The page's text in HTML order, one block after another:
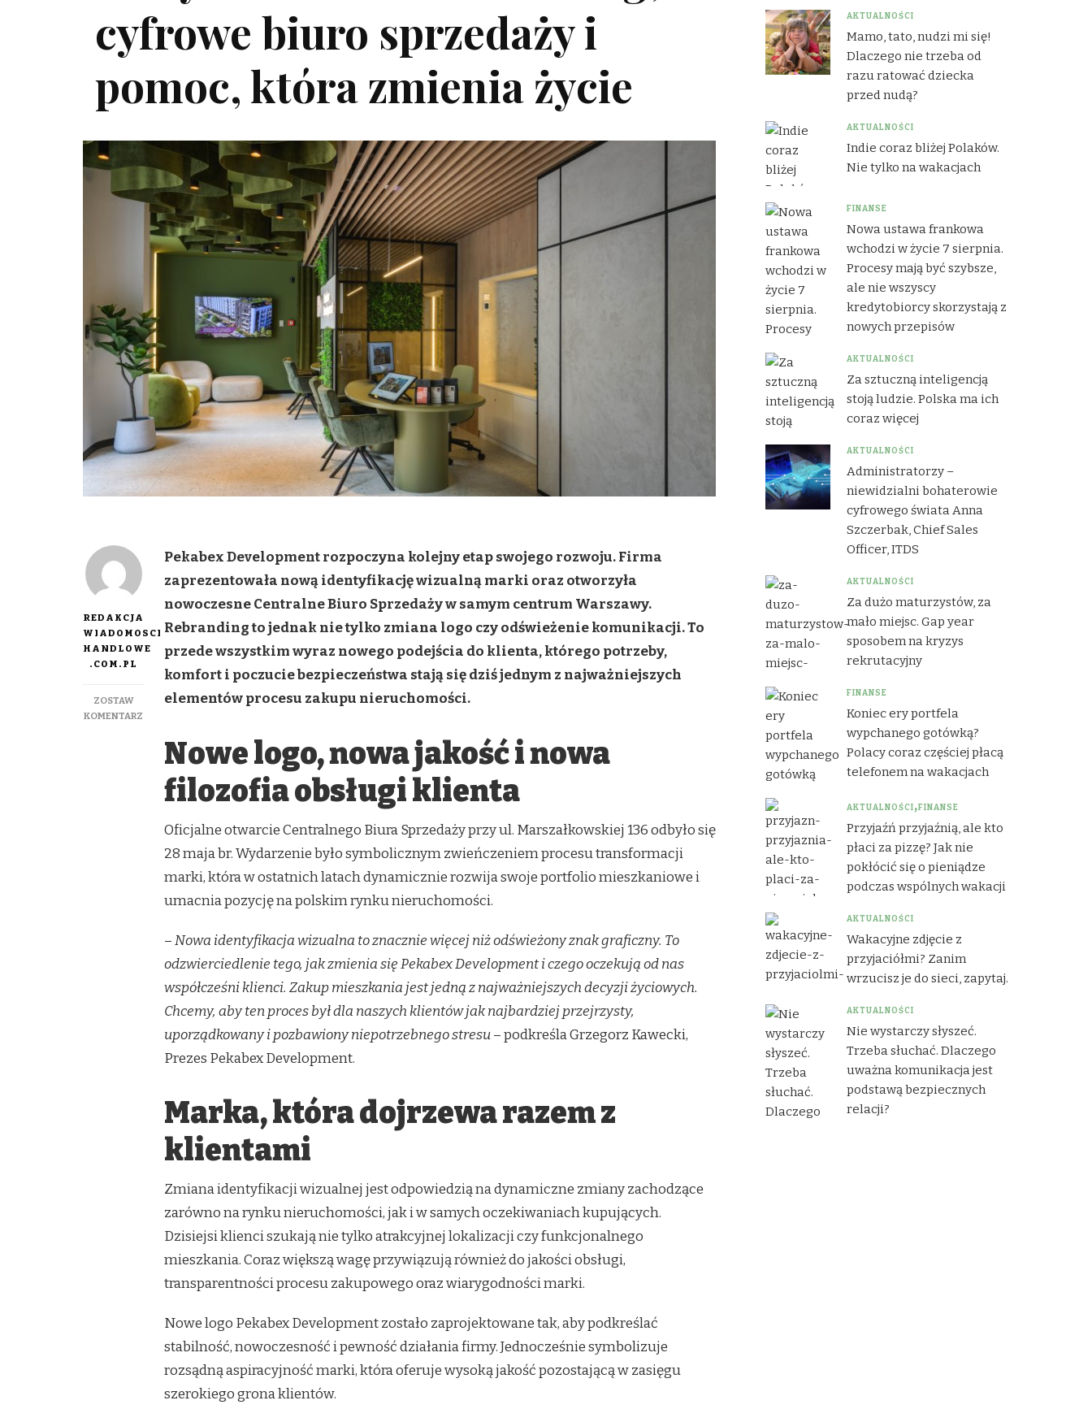
cyfrowe biuro sprzedaży i
pomoc, która zmienia życie
REDAKCJA
WIADOMOSCI
HANDLOWE
.COM.PL
ZOSTAW
KOMENTARZ
DEVELOPMENT
OTWIERA
NOWY
ROZDZIAŁ
REBRANDING,
BIURO
SPRZEDAŻY
POMOC,
Pekabex Development rozpoczyna kolejny etap swojego rozwoju. Firma
zaprezentowała nową identyfikację wizualną marki oraz otworzyła
nowoczesne Centralne Biuro Sprzedaży w samym centrum Warszawy.
Rebranding to jednak nie tylko zmiana logo czy odświeżenie komunikacji. To
przede wszystkim wyraz nowego podejścia do klienta, którego potrzeby,
komfort i poczucie bezpieczeństwa stają się dziś jednym z najważniejszych
elementów procesu zakupu nieruchomości.
Nowe logo, nowa jakość i nowa
filozofia obsługi klienta
Oficjalne otwarcie Centralnego Biura Sprzedaży przy ul. Marszałkowskiej 136 odbyło się
28 maja br. Wydarzenie było symbolicznym zwieńczeniem procesu transformacji
marki, która w ostatnich latach dynamicznie rozwija swoje portfolio mieszkaniowe i
umacnia pozycję na polskim rynku nieruchomości.
–Nowa identyfikacja wizualna to znacznie więcej niż odświeżony znak graficzny. To
odzwierciedlenie tego, jak zmienia się Pekabex Development i czego oczekują od nas
współcześni klienci. Zakup mieszkania jest jedną z najważniejszych decyzji życiowych.
Chcemy, aby ten proces był dla naszych klientów jak najbardziej przejrzysty,
uporządkowany i pozbawiony niepotrzebnego stresu– podkreśla Grzegorz Kawecki,
Prezes Pekabex Development.
Marka, która dojrzewa razem z
klientami
Zmiana identyfikacji wizualnej jest odpowiedzią na dynamiczne zmiany zachodzące
zarówno na rynku nieruchomości, jak i w samych oczekiwaniach kupujących.
Dzisiejsi klienci szukają nie tylko atrakcyjnej lokalizacji czy funkcjonalnego
mieszkania. Coraz większą wagę przywiązują również do jakości obsługi,
transparentności procesu zakupowego oraz wiarygodności marki.
Nowe logo Pekabex Development zostało zaprojektowane tak, aby podkreślać
stabilność, nowoczesność i pewność działania firmy. Jednocześnie symbolizuje
rozsądną aspiracyjność marki, która oferuje wysoką jakość pozostającą w zasięgu
szerokiego grona klientów.
AKTUALNOŚCI
Mamo, tato, nudzi mi się!
Dlaczego nie trzeba od
razu ratować dziecka
przed nudą?
AKTUALNOŚCI
Indie coraz bliżej Polaków.
Nie tylko na wakacjach
FINANSE
Nowa ustawa frankowa
wchodzi w życie 7 sierpnia.
Procesy mają być szybsze,
ale nie wszyscy
kredytobiorcy skorzystają z
nowych przepisów
AKTUALNOŚCI
Za sztuczną inteligencją
stoją ludzie. Polska ma ich
coraz więcej
AKTUALNOŚCI
Administratorzy –
niewidzialni bohaterowie
cyfrowego świata Anna
Szczerbak, Chief Sales
Officer, ITDS
AKTUALNOŚCI
Za dużo maturzystów, za
mało miejsc. Gap year
sposobem na kryzys
rekrutacyjny
FINANSE
Koniec ery portfela
wypchanego gotówką?
Polacy coraz częściej płacą
telefonem na wakacjach
AKTUALNOŚCI FINANSE
Przyjaźń przyjaźnią, ale kto
płaci za pizzę? Jak nie
pokłócić się o pieniądze
podczas wspólnych wakacji
AKTUALNOŚCI
Wakacyjne zdjęcie z
przyjaciółmi? Zanim
wrzucisz je do sieci, zapytaj.
AKTUALNOŚCI
Nie wystarczy słyszeć.
Trzeba słuchać. Dlaczego
uważna komunikacja jest
podstawą bezpiecznych
relacji?